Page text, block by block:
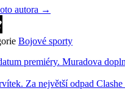
autora →
Bojové sporty
premiéry. Muradova
Za největší odpad